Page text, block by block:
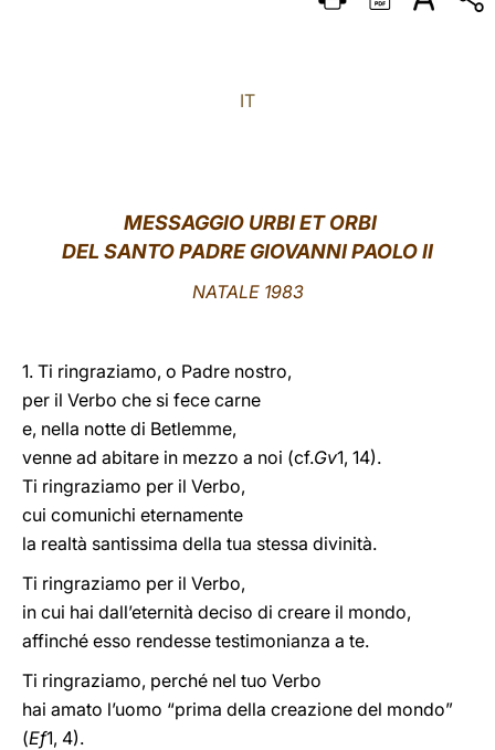
DEUTSCH
IT
MESSAGGIO URBI ET ORBI
DEL SANTO PADRE GIOVANNI PAOLO II
NATALE 1983
1. Ti ringraziamo, o Padre nostro,
per il Verbo che si fece carne
e, nella notte di Betlemme,
venne ad abitare in mezzo a noi (cf.Gv1, 14).
Ti ringraziamo per il Verbo,
cui comunichi eternamente
la realtà santissima della tua stessa divinità.
Ti ringraziamo per il Verbo,
in cui hai dall’eternità deciso di creare il mondo,
affinché esso rendesse testimonianza a te.
Ti ringraziamo, perché nel tuo Verbo
hai amato l’uomo “prima della creazione del mondo”
(Ef1, 4).